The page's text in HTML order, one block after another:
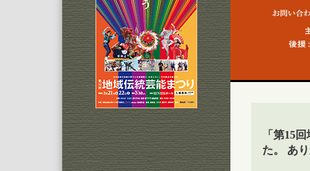
「第15
た。 あ